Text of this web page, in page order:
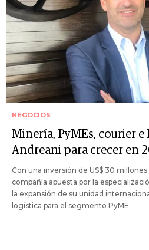
NEGOCIOS
Minería, PyMEs, courier e
Andreani para crecer en
Con una inversión de US$ 30
compañía apuesta por la
la expansión de su unidad
logística para el segmento PyME.